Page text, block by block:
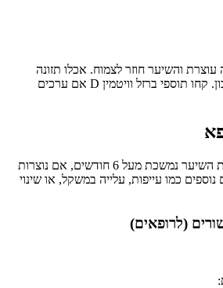
והשיער חוזר לצמוח. אכלו תזונה
מאוזנת עשירה בברזל וחלבון. קחו תוספי ברזל וויטמין D אם ערכים
פנו לרופא/ת עור אם נשירת השיער נמשכת מעל 6 חודשים, אם נוצרות
כמו עייפות, עלייה במשקל, או שינוי
(לרופאים)